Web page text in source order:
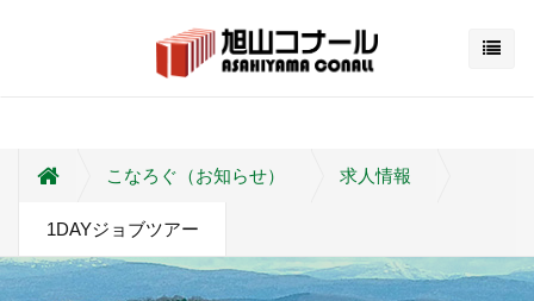
こなろぐ（お知らせ） 求人情報
1DAYジョブツアー